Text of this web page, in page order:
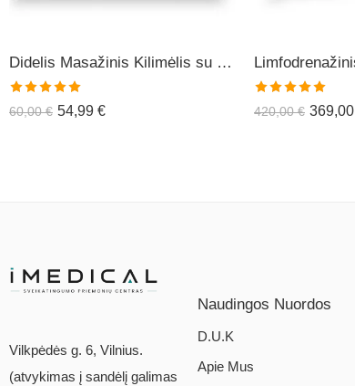
Didelis Masažinis Kilimėlis su Pagalve XL-CLASSIC1
Įvertinimas:
5.00iš 5
60,00€ 54,99 €
Įvertinimas:
5.00iš 5
420,00€ 369,00
Vilkpėdės g. 6, Vilnius.
(atvykimas į sandėlį galimas
Naudingos Nuordos
D.U.K
Apie Mus